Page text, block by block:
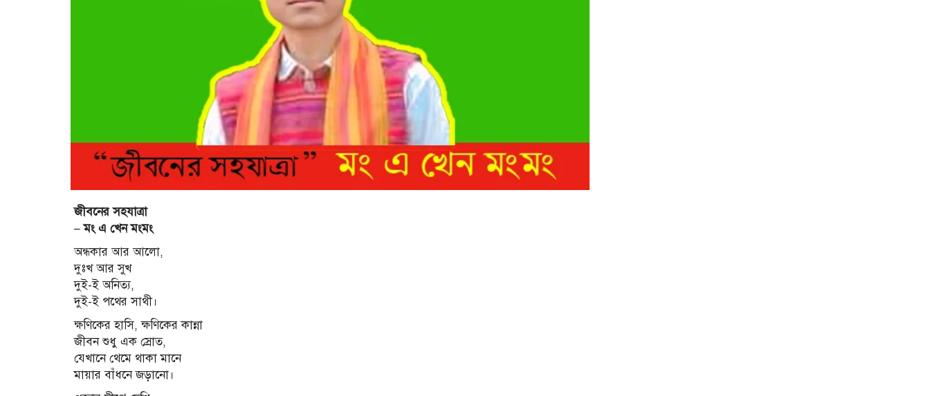
জীবনের সহযাত্রা
– মং এ খেন মংমং
অন্ধকার আর আলো,
দুঃখ আর সুখ
দুই-ই অনিত্য,
দুই-ই পথের সাথী।
ক্ষণিকের হাসি, ক্ষণিকের কান্না
জীবন শুধু এক স্রোত,
যেখানে থেমে থাকা মানে
মায়ার বাঁধনে জড়ানো।